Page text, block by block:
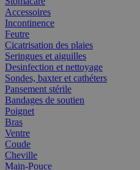
Accessoires
Incontinence
Feutre
Cicatrisation des plaies
Seringues et aiguilles
Desinfection et nettoyage
Sondes, baxter et cathéters
Pansement stérile
Bandages de soutien
Poignet
Bras
Ventre
Coude
Cheville
Main-Pouce